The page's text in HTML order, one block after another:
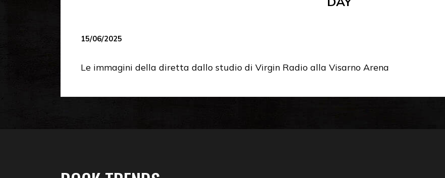
15/06/2025
Le immagini della diretta dallo studio di Virgin Radio alla Visarno Arena